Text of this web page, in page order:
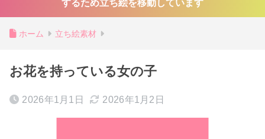
するため立ち絵を移動しています
ホーム 立ち絵素材
お花を持っている女の子
2026年1月1日 2026年1月2日